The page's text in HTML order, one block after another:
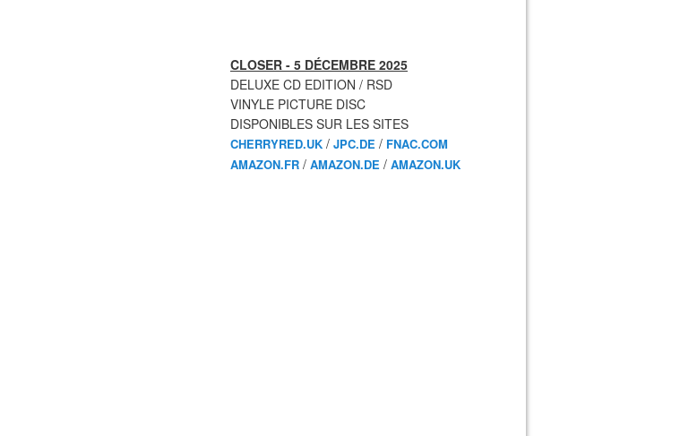
CLOSER - 5 DÉCEMBRE 2025
DELUXE CD EDITION / RSD
VINYLE PICTURE DISC
DISPONIBLES SUR LES SITES
CHERRYRED.UK / JPC.DE / FNAC.COM
AMAZON.FR / AMAZON.DE / AMAZON.UK